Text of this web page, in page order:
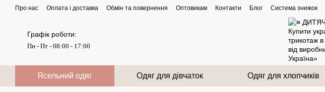
Перейти до основного контенту
Про нас Оплата і доставка Обмін та повернення Оптовикам Контакти Блог Система знижок
Графік роботи:
Пн - Пт - 08:00 - 17:00
Ясельний одяг Одяг для дівчаток Одяг для хлопчиків